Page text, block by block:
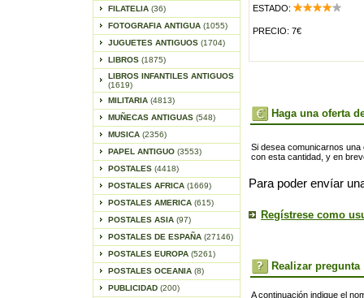
FILATELIA (36)
FOTOGRAFIA ANTIGUA (1055)
JUGUETES ANTIGUOS (1704)
LIBROS (1875)
LIBROS INFANTILES ANTIGUOS
(1619)
MILITARIA (4813)
MUÑECAS ANTIGUAS (548)
MUSICA (2356)
PAPEL ANTIGUO (3553)
POSTALES (4418)
POSTALES AFRICA (1669)
POSTALES AMERICA (615)
POSTALES ASIA (97)
POSTALES DE ESPAÑA (27146)
POSTALES EUROPA (5261)
POSTALES OCEANIA (8)
PUBLICIDAD (200)
ESTADO:
PRECIO: 7€
Haga una oferta
Si desea comunicarnos
con esta cantidad, y en
Para poder envíar
Regístrese como
Realizar pregunta
A continuación indique el